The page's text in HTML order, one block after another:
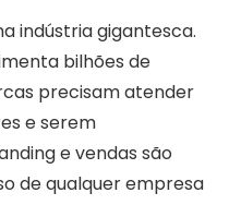
indústria gigantesca.
bilhões de
precisam atender
e serem
e vendas são
de qualquer empresa